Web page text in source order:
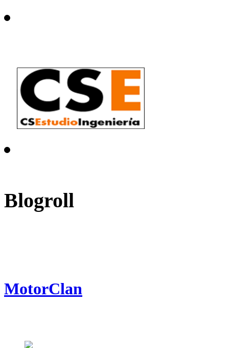
Blogroll
MotorClan